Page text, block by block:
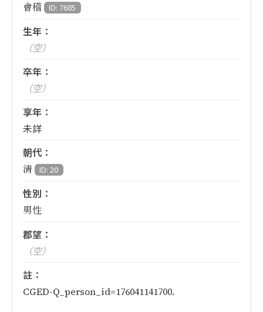
會稽 ID: 7685
生年：
（空）
卒年：
（空）
享年：
未詳
朝代：
清 ID: 20
性別：
男性
郡望：
（空）
註：
CGED-Q_person_id=176041141700.